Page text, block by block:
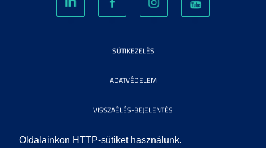
Oldalainkon HTTP-sütiket használunk.
SÜTIKEZELÉS
ADATVÉDELEM
VISSZAÉLÉS-BEJELENTÉS
KÖZÉRDEKŰ ADATOK